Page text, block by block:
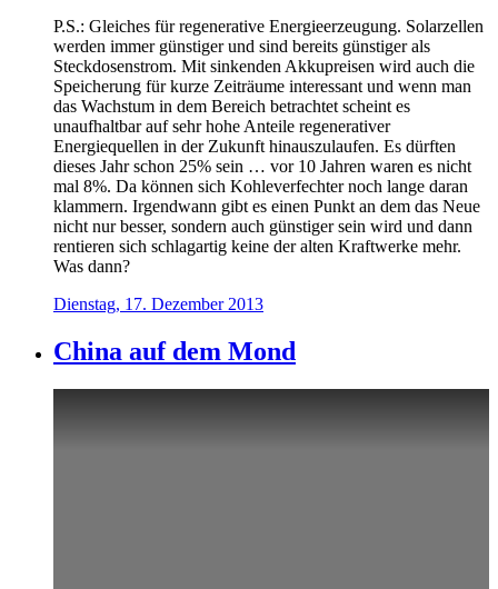
P.S.: Gleiches für regenerative Energieerzeugung. Solarzellen
werden immer günstiger und sind bereits günstiger als
Steckdosenstrom. Mit sinkenden Akkupreisen wird auch die
Speicherung für kurze Zeiträume interessant und wenn man
das Wachstum in dem Bereich betrachtet scheint es
unaufhaltbar auf sehr hohe Anteile regenerativer
Energiequellen in der Zukunft hinauszulaufen. Es dürften
dieses Jahr schon 25% sein … vor 10 Jahren waren es nicht
mal 8%. Da können sich Kohleverfechter noch lange daran
klammern. Irgendwann gibt es einen Punkt an dem das Neue
nicht nur besser, sondern auch günstiger sein wird und dann
rentieren sich schlagartig keine der alten Kraftwerke mehr.
Was dann?
Dienstag, 17. Dezember 2013
China auf dem Mond